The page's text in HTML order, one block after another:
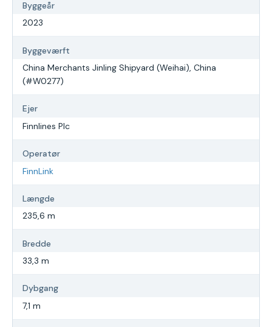
Byggeår
2023
Byggeværft
China Merchants Jinling Shipyard (Weihai), China
(#W0277)
Ejer
Finnlines Plc
Operatør
FinnLink
Længde
235,6 m
Bredde
33,3 m
Dybgang
7,1 m